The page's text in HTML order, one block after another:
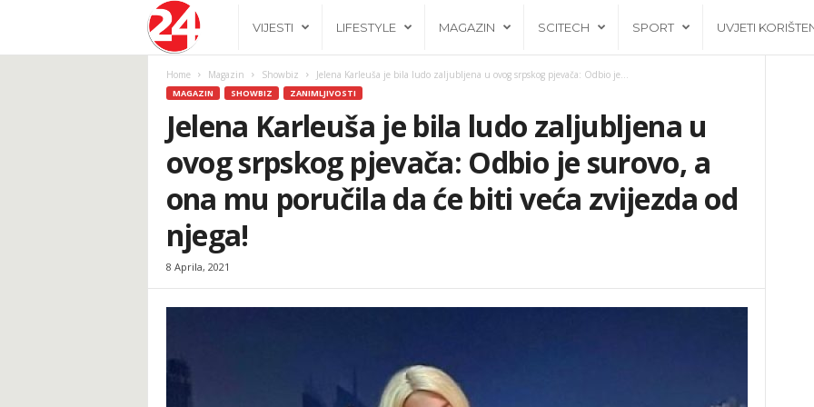
.
b
a
VIJESTI LIFESTYLE MAGAZIN SCITECH SPORT UVJETI
Home Magazin Showbiz Jelena Karleuša je bila ludo zaljubljena u ovog srpskog pjevača: Odbio je...
MAGAZIN SHOWBIZ ZANIMLJIVOSTI
Jelena Karleuša je bila ludo zaljubljena u
ovog srpskog pjevača: Odbio je surovo, a
ona mu poručila da će biti veća zvijezda od
njega!
8 Aprila, 2021